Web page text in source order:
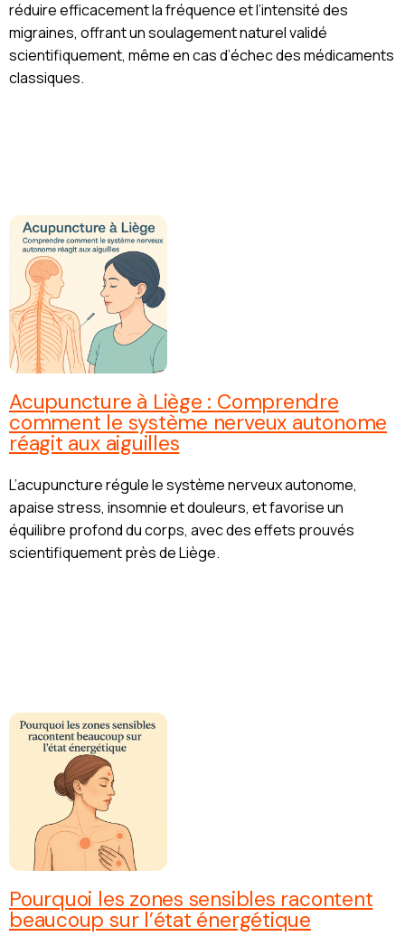
réduire efficacement la fréquence et l’intensité des
migraines, offrant un soulagement naturel validé
scientifiquement, même en cas d’échec des médicaments
classiques.
Acupuncture à Liège : Comprendre
comment le système nerveux autonome
réagit aux aiguilles
L’acupuncture régule le système nerveux autonome,
apaise stress, insomnie et douleurs, et favorise un
équilibre profond du corps, avec des effets prouvés
scientifiquement près de Liège.
Pourquoi les zones sensibles racontent
beaucoup sur l’état énergétique